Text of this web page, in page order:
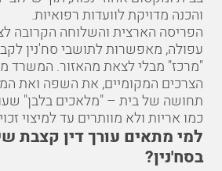
והכנה מדויקת לוועדות רפואיות.
הפריסה הארצית והשלוחה הקרובה
עפולה, מאפשרות לתושבי סח'נין
"מרכז" מבלי לצאת מהאזור. המשרד
הצרכים המקומיים, את השפה ואת
תחושה של בית – "מלאכים בלבן"
כמו אריות ולא מוותרים עד למיצוי
למי מתאים עורך דין קצבת
בסח'נין?